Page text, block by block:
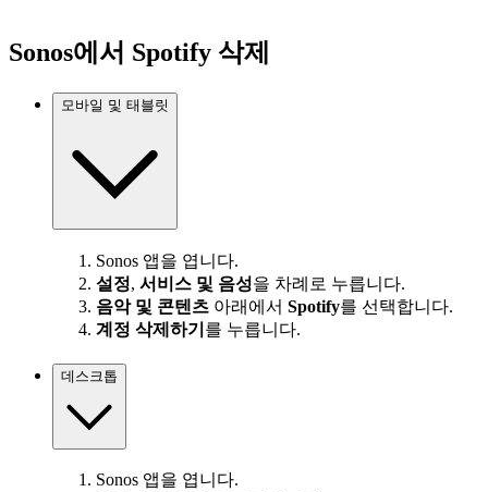
Sonos에서 Spotify 삭제
모바일 및 태블릿
Sonos 앱을 엽니다.
설정, 서비스 및 음성을 차례로 누릅니다.
음악 및 콘텐츠 아래에서 Spotify를 선택합니다.
계정 삭제하기 를 누릅니다.
데스크톱
Sonos 앱을 엽니다.